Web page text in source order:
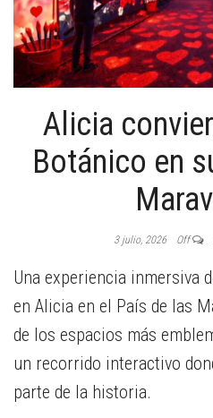
Alicia
Botánico en
3 julio, 2026 Off
Una experiencia inmersiva
en Alicia en el País de las
de los espacios más
un recorrido interactivo
parte de la historia.